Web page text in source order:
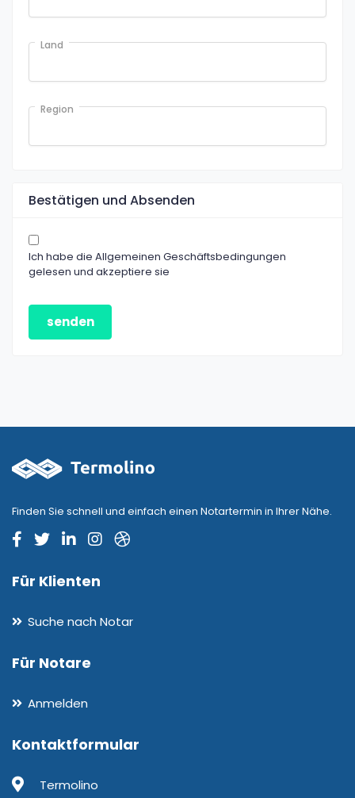
Land
Region
Bestätigen und Absenden
Ich habe die Allgemeinen Geschäftsbedingungen
gelesen und akzeptiere sie
senden
Finden Sie schnell und einfach einen Notartermin in Ihrer Nähe.
Für Klienten
Suche nach Notar
Für Notare
Anmelden
Kontaktformular
Termolino